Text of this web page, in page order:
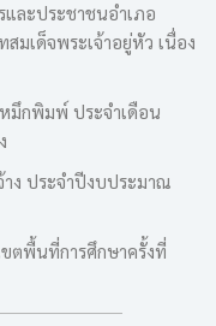
ละประชาชนอำเภอ
มเด็จพระเจ้าอยู่หัว เนื่อง
มึกพิมพ์ ประจำเดือน
าง ประจำปีงบประมาณ
ตพื้นที่การศึกษาครั้งที่